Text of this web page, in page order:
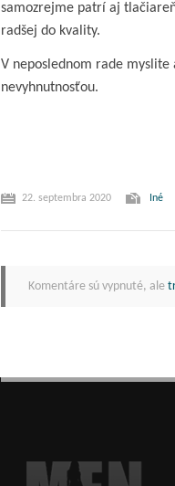
samozrejme patrí aj
radšej do kvality.
V neposlednom rade myslite
nevyhnutnosťou.
22. septembra 2020 Iné
Komentáre sú vypnuté, ale